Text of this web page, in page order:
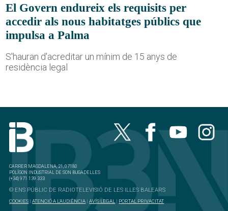
El Govern endureix els requisits per
accedir als nous habitatges públics que
impulsa a Palma
S'hauran d'acreditar un mínim de 15 anys de
residència legal
CARRER MAGDALENA, 21, 07180
POLÍGON INDUSTRIAL DE SON BUGADELLES
(+34) 971 139 333
© ENS PÚBLIC DE RADIOTELEVISIÓ DE LES ILLES BALEARS
COOKIES |ATENCIÓ A L'AUDIÈNCIA |AVÍS LEGAL | PORTAL PRIVACITAT